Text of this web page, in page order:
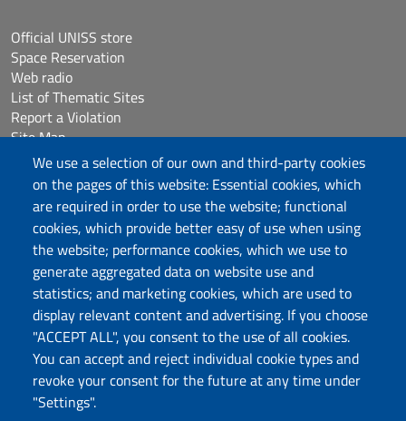
We use a selection of our own and third-party cookies
on the pages of this website: Essential cookies, which
are required in order to use the website; functional
cookies, which provide better easy of use when using
the website; performance cookies, which we use to
generate aggregated data on website use and
statistics; and marketing cookies, which are used to
display relevant content and advertising. If you choose
"ACCEPT ALL", you consent to the use of all cookies.
You can accept and reject individual cookie types and
revoke your consent for the future at any time under
"Settings".
Università degli Studi di Sassari
Piazza Università 21, Sassari
Tel.: 800 882994 (toll-free number)
RECTOR:rettore@uniss.it
PEC:protocollo@pec.uniss.it
Official UNISS store
Space Reservation
Web radio
List of Thematic Sites
Report a Violation
Site Map
Accessibilità
Cookie Settings
Follow us
Chatta con noi